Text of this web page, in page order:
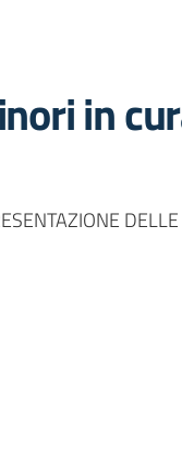
in
su Facebook
su Twitter
pagina su Linkedin